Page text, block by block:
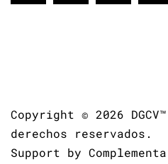
Copyright © 2026
derechos reservados.
Support by